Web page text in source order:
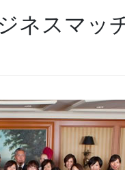
ネスマッ